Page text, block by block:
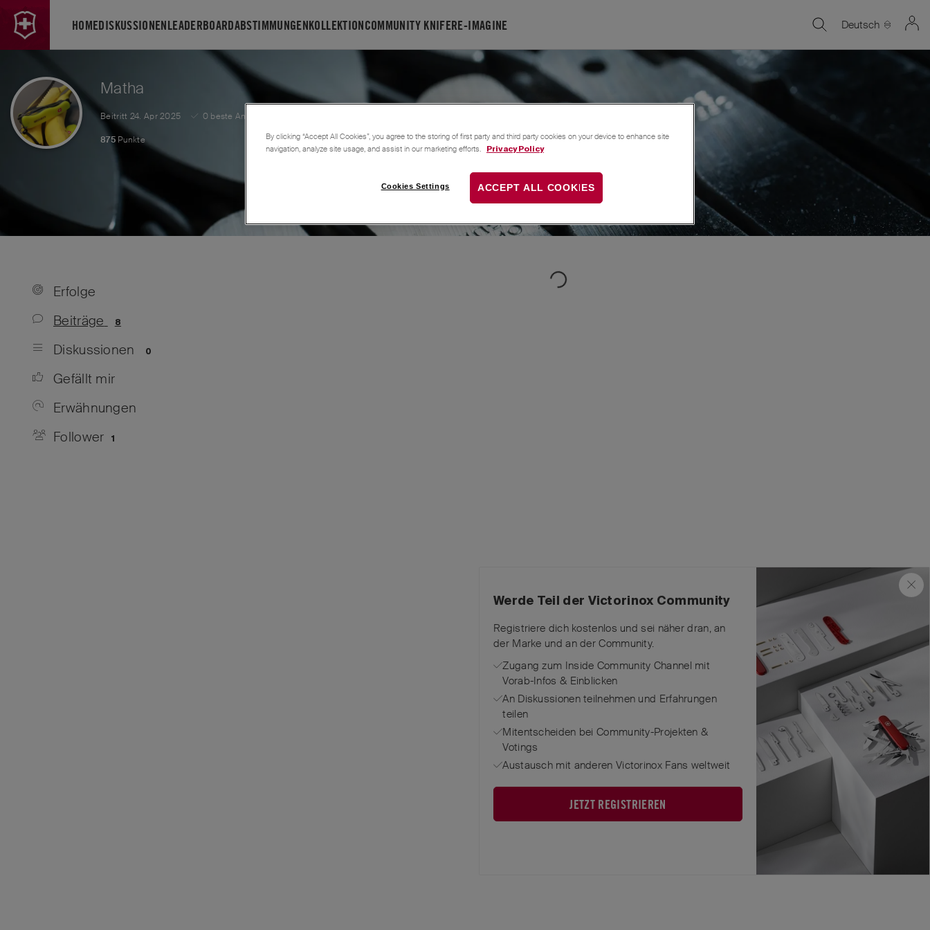
HOMEDISKUSSIONENLEADERBOARDABSTIMMUNGENKOLLEKTIONCOMMUNITY KNIFERE-IMAGINE Deutsch
Matha
Beitritt 24. Apr 2025 0 beste Antworten
875Punkte
Erfolge
Beiträge
8
Diskussionen 0
Gefällt mir
Erwähnungen
Follower
1
Werde Teil der Victorinox Community
Registriere dich kostenlos und sei näher dran, an
der Marke und an der Community.
Zugang zum Inside Community Channel mit
Vorab-Infos & Einblicken
An Diskussionen teilnehmen und Erfahrungen
teilen
Mitentscheiden bei Community-Projekten &
Votings
Austausch mit anderen Victorinox Fans weltweit
JETZT REGISTRIEREN
By clicking “Accept All Cookies”, you agree to the storing of first party and third party cookies on your device to enhance site
navigation, analyze site usage, and assist in our marketing efforts.
Privacy Policy
Cookies Settings ACCEPT ALL COOKIES